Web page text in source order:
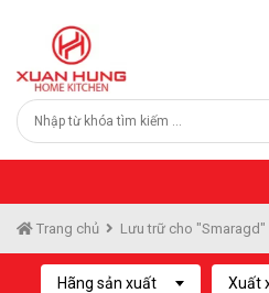
Trang chủ Lưu trữ cho "Smaragd"
Hãng sản xuất Xuất